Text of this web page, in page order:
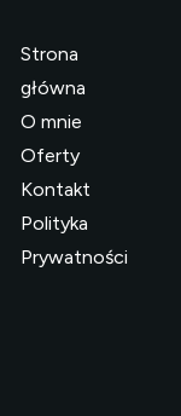
Strona
główna
O mnie
Oferty
Kontakt
Polityka
Prywatności